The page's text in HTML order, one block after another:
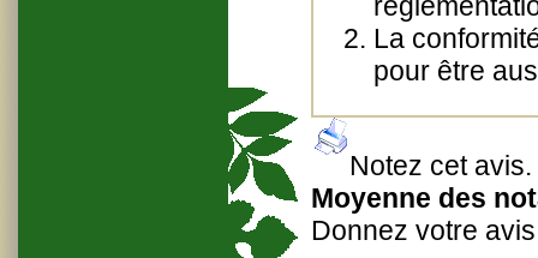
La
pour être
Notez cet avis.
Moyenne des
Donnez votre avis